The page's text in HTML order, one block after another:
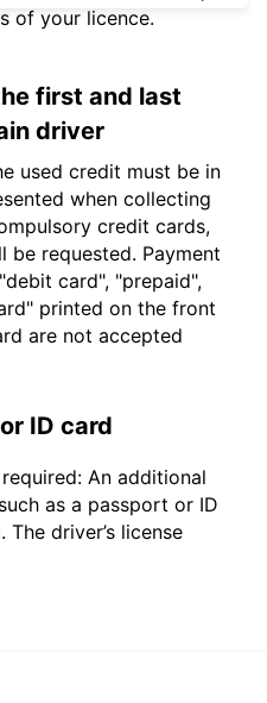
of your licence.
first and last
driver
used credit must be in
when collecting
credit cards,
be requested. Payment
card", "prepaid",
printed on the front
are not accepted
ID card
An additional
as a passport or ID
driver’s license